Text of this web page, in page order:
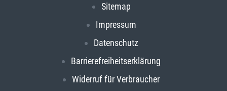
Sitemap
Impressum
Datenschutz
Barrierefreiheitserklärung
Widerruf für Verbraucher